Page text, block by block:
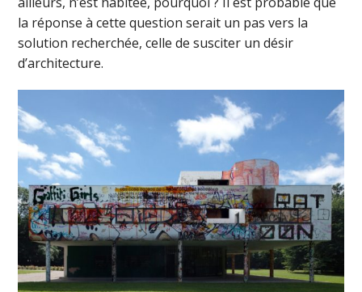
la réponse à cette question serait un pas vers la
solution recherchée, celle de susciter un désir
d’architecture.